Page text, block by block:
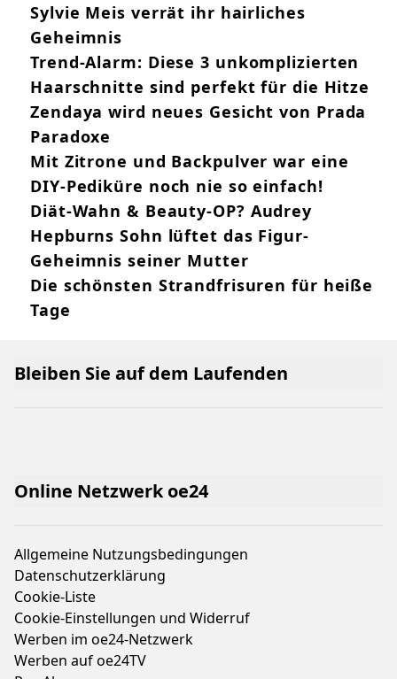
Sylvie Meis verrät ihr hairliches
Geheimnis
Trend-Alarm: Diese 3 unkomplizierten
Haarschnitte sind perfekt für die Hitze
Zendaya wird neues Gesicht von Prada
Paradoxe
Mit Zitrone und Backpulver war eine
DIY-Pediküre noch nie so einfach!
Diät-Wahn & Beauty-OP? Audrey
Hepburns Sohn lüftet das Figur-
Geheimnis seiner Mutter
Die schönsten Strandfrisuren für heiße
Tage
Online Netzwerk oe24
Allgemeine Nutzungsbedingungen
Datenschutzerklärung
Cookie-Liste
Cookie-Einstellungen und Widerruf
Werben im oe24-Netzwerk
Werben auf oe24TV
Bleiben Sie auf dem Laufenden